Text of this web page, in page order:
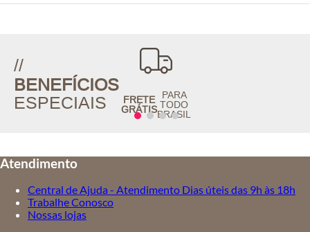
//
BENEFÍCIOS
ESPECIAIS
FRETE
GRÁTIS
PARA
TODO
BRASIL
Atendimento
Central de Ajuda - Atendimento Dias úteis das 9h às 18h
Trabalhe Conosco
Nossas lojas